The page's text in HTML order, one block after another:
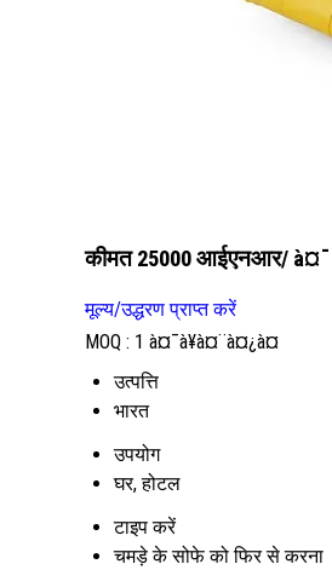
कीमत 25000 आईएनआर/
मूल्य/उद्धरण प्राप्त करें
MOQ : 1 à¤¯à¥à¤¨à¤¿à¤
उत्पत्ति
भारत
उपयोग
घर, होटल
टाइप करें
चमड़े के सोफे को फिर से करना